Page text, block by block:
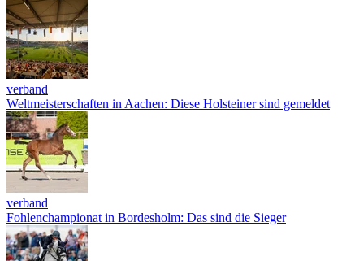
verband
Weltmeisterschaften in Aachen: Diese Holsteiner sind gemeldet
verband
Fohlenchampionat in Bordesholm: Das sind die Sieger